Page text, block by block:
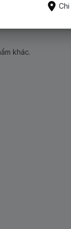
khác.